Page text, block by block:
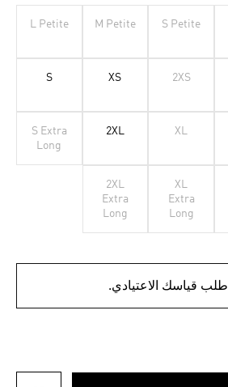
S Petite
M Petite
L Petite
2XS
XS
S
XL
2XL
S Extra
Long
XL
Extra
Long
2XL
Extra
Long
اطلب قياسك الاعتيادي.